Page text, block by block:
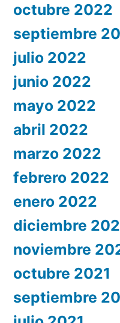
octubre 2022
septiembre
julio 2022
junio 2022
mayo 2022
abril 2022
marzo 2022
febrero 2022
enero 2022
diciembre
noviembre
octubre 2021
septiembre